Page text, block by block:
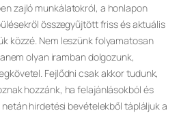
zajló munkálatokról, a honlapon
összegyűjtött friss és aktuális
közzé. Nem leszünk folyamatosan
olyan iramban dolgozunk,
Fejlődni csak akkor tudunk,
hozzánk, ha felajánlásokból és
hirdetési bevételekből tápláljuk a